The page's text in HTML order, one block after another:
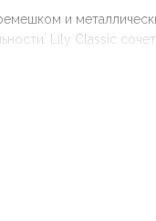
и
Lily Classic